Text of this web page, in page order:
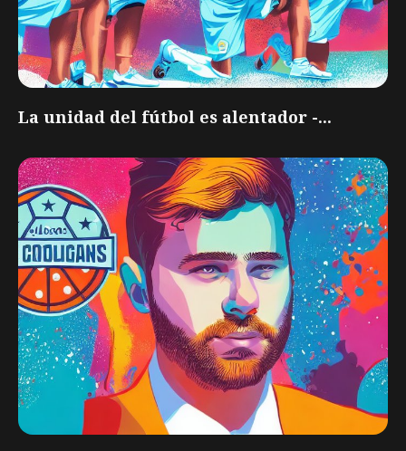
La unidad del fútbol es alentador -...